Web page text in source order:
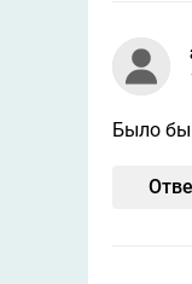
Было бы